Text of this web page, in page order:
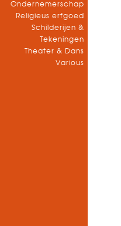
Ondernemerschap
Religieus erfgoed
Schilderijen &
Tekeningen
Theater & Dans
Various